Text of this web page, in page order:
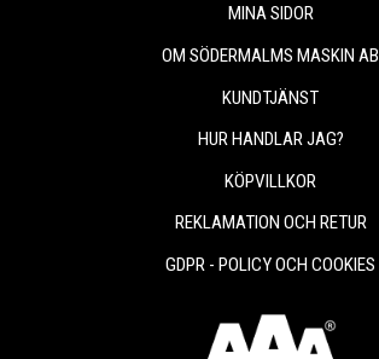
MINA SIDOR
OM SÖDERMALMS MASKIN AB
KUNDTJÄNST
HUR HANDLAR JAG?
KÖPVILLKOR
REKLAMATION OCH RETUR
GDPR - POLICY OCH COOKIES